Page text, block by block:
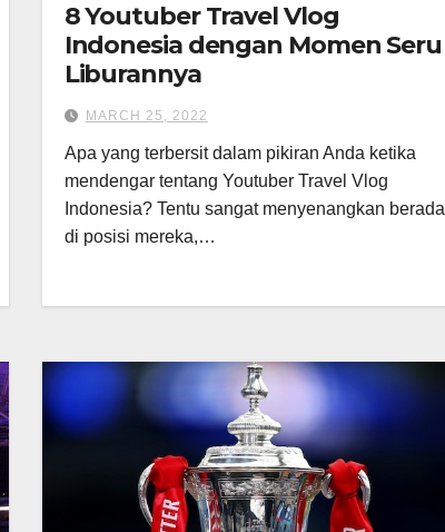
8 Youtuber Travel Vlog
Indonesia dengan Momen Seru
Liburannya
MARCH 25, 2022
Apa yang terbersit dalam pikiran Anda ketika
mendengar tentang Youtuber Travel Vlog
Indonesia? Tentu sangat menyenangkan berada
di posisi mereka,…